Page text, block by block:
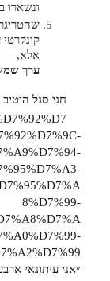
ונשארו
אלא,
ערך
חגי סגל
8%D7%99-
״אני עיתונאי